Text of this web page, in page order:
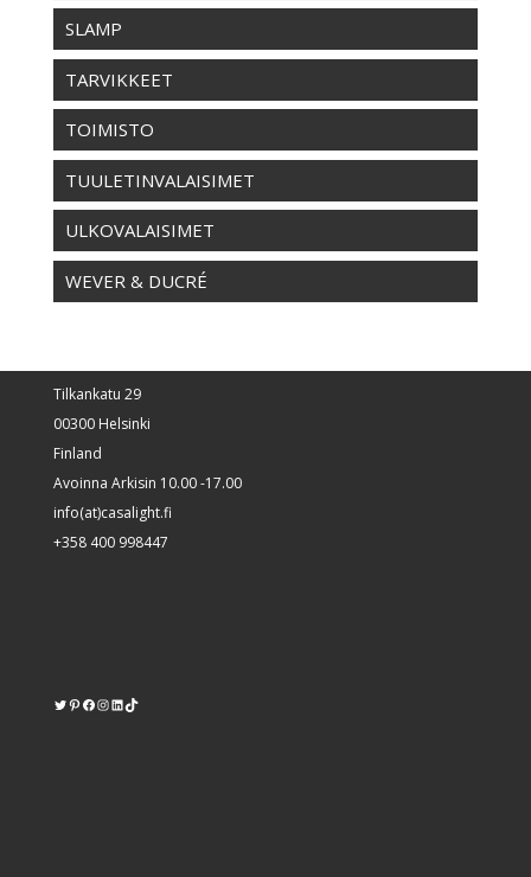
SLAMP
TARVIKKEET
TOIMISTO
TUULETINVALAISIMET
ULKOVALAISIMET
WEVER & DUCRÉ
Tilkankatu 29
00300 Helsinki
Finland
Avoinna Arkisin 10.00 -17.00
info(at)casalight.fi
+358 400 998447
Twitter
Pinterest
https://www.facebook.com/kodinvalaisin/
Instagram
LinkedIn
TikTok